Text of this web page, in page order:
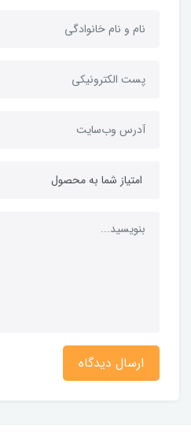
ارسال دیدگاه